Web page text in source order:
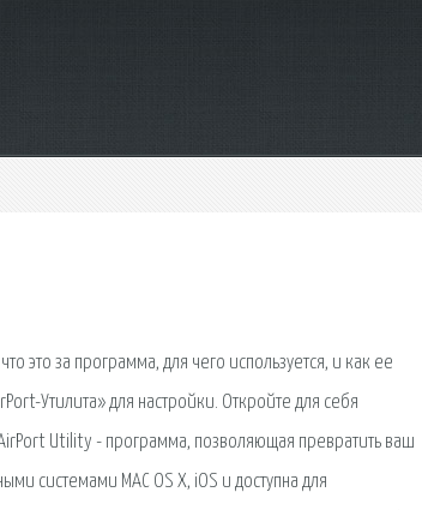
это за программа, для чего используется, и как ее
Утилита» для настройки. Откройте для себя
Utility - программа, позволяющая превратить ваш
системами MAC OS X, iOS и доступна для